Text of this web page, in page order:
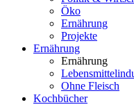
Öko
Ernährung
Projekte
Ernährung
Ernährung
Ohne Fleisch
Kochbücher